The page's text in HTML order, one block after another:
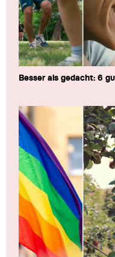
Besser als gedacht: 6